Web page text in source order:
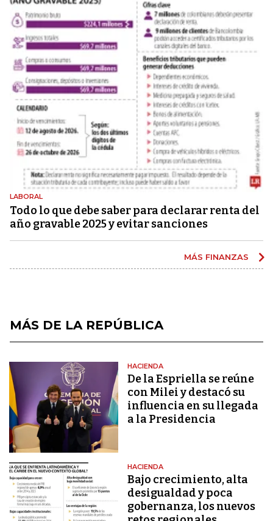
LABORAL
Todo lo que debe saber para declarar renta del
año gravable 2025 y evitar sanciones
MÁS FINANZAS
MÁS DE LA REPÚBLICA
HACIENDA
De la Espriella se reúne
con Milei y destacó su
influencia en su llegada
a la Presidencia
HACIENDA
Bajo crecimiento, alta
desigualdad y poca
gobernanza, los nuevos